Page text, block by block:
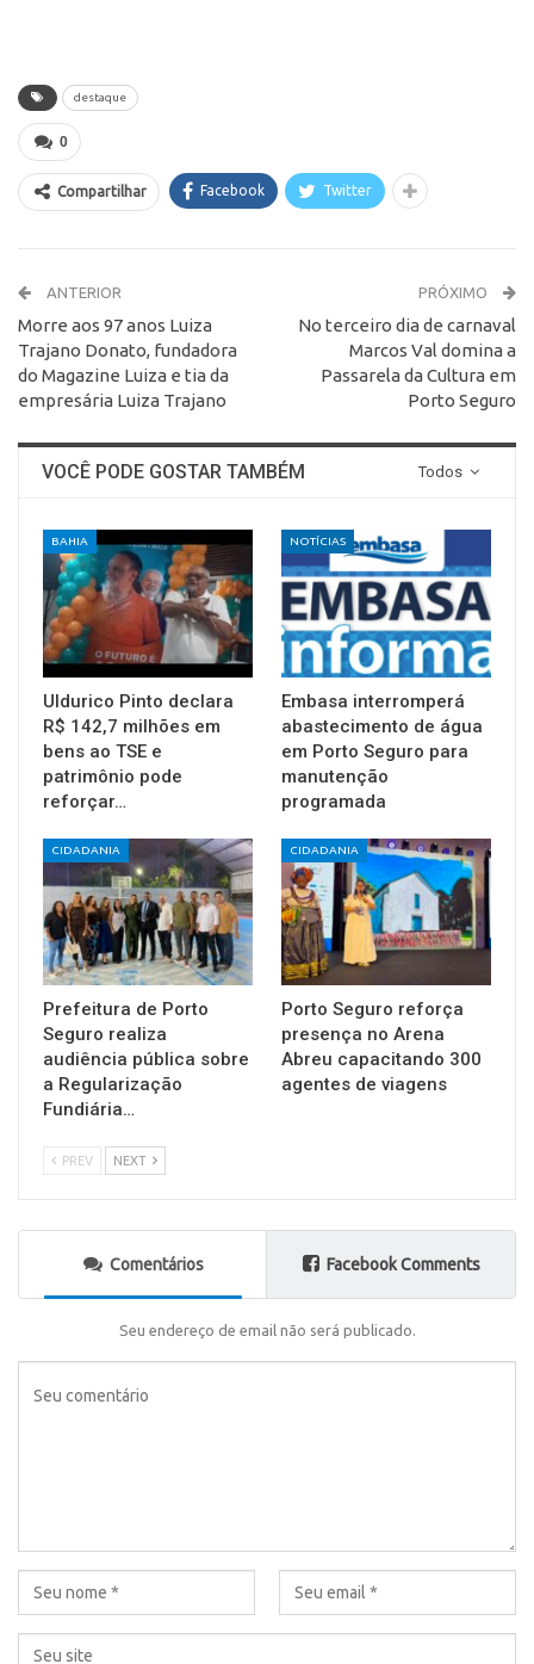
destaque
0
Compartilhar Facebook Twitter
ANTERIOR
Morre aos 97 anos Luiza
Trajano Donato, fundadora
do Magazine Luiza e tia da
empresária Luiza Trajano
PRÓXIMO
No terceiro dia de carnaval
Marcos Val domina a
Passarela da Cultura em
Porto Seguro
Todos
VOCÊ PODE GOSTAR TAMBÉM
BAHIA
Uldurico Pinto declara
R$ 142,7 milhões em
bens ao TSE e
patrimônio pode
reforçar…
NOTÍCIAS
Embasa interromperá
abastecimento de água
em Porto Seguro para
manutenção
programada
CIDADANIA
Prefeitura de Porto
Seguro realiza
audiência pública sobre
a Regularização
Fundiária…
CIDADANIA
Porto Seguro reforça
presença no Arena
Abreu capacitando 300
agentes de viagens
PREV NEXT
Comentários Facebook Comments
Seu endereço de email não será publicado.